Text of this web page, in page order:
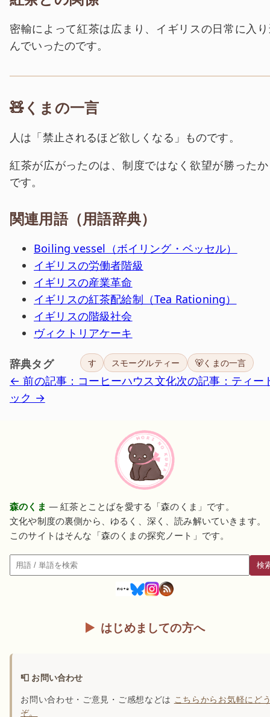
密輸によって紅茶は広まり、イギリスの日常に入
んでいったのです。
🧸くまの一言
人は「禁止されるほど欲しくなる」ものです。
紅茶が広がったのは、制度ではなく欲望が勝った
です。
関連用語（用語辞典）
Boiling vessel（ボイリング・ベッセル）
イギリスの労働者階級
イギリスの産業革命
イギリスの紅茶配給制（Tea Rationing）
イギリスの階級社会
ヴィクトリアケーキ
辞典タグ す スモーグルティー 🐻くまの一言
← 前の記事：コーヒーハウス文化次の記事：ティー
ック →
森のくま — 紅茶とことばを愛する「森のくま」です。
文化や制度の裏側から、ゆるく、深く、読み解いていきます。
このサイトはそんな「森のくまの探究ノート」です。
検索
検
はじめましての方へ
📮 お問い合わせ
お問い合わせ・ご意見・ご感想などは こちらからお気軽にど
ぞ。